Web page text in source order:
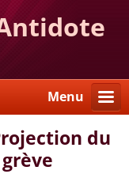
Menu
du